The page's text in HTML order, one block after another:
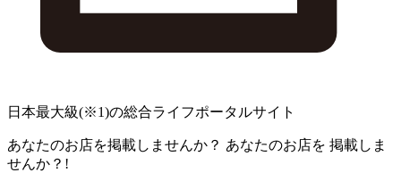
日本最大級(※1)の総合ライフポータルサイト
あなたのお店を掲載しませんか？ あなたのお店を 掲載しま
せんか？!